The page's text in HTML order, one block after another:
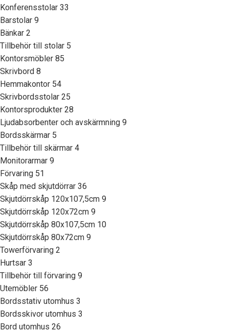
Konferensstolar 33
Barstolar 9
Bänkar 2
Tillbehör till stolar 5
Kontorsmöbler 85
Skrivbord 8
Hemmakontor 54
Skrivbordsstolar 25
Kontorsprodukter 28
Ljudabsorbenter och avskärmning 9
Bordsskärmar 5
Tillbehör till skärmar 4
Monitorarmar 9
Förvaring 51
Skåp med skjutdörrar 36
Skjutdörrskåp 120x107,5cm 9
Skjutdörrskåp 120x72cm 9
Skjutdörrskåp 80x107,5cm 10
Skjutdörrskåp 80x72cm 9
Towerförvaring 2
Hurtsar 3
Tillbehör till förvaring 9
Utemöbler 56
Bordsstativ utomhus 3
Bordsskivor utomhus 3
Bord utomhus 26